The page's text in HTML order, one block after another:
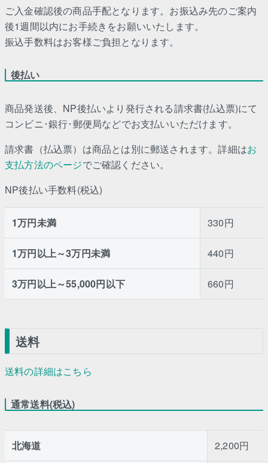
ご入金確認後の商品手配となります。お振込み先のご案内
後1週間以内にお手続きをお願いいたします。
振込手数料はお客様ご負担となります。
後払い
商品発送後、NP後払いより発行される請求書(払込票)にて
コンビニ･銀行･郵便局などでお支払いいただけます。
請求書（払込票）は商品とは別に郵送されます。詳細はお
支払方法のページでご確認ください。
NP後払い手数料(税込)
1万円未満 330円
1万円以上～3万円未満 440円
3万円以上～55,000円以下 660円
送料
送料の詳細はこちら
通常送料(税込)
北海道 2,200円